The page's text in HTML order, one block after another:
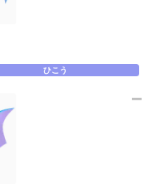
ひこう